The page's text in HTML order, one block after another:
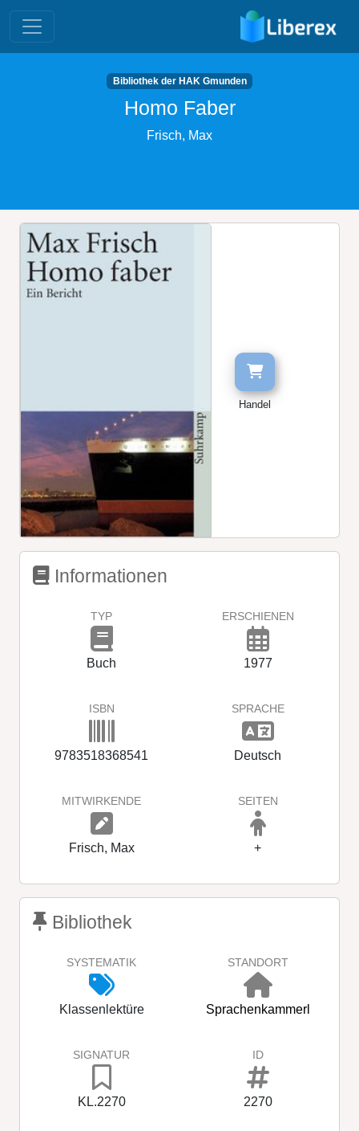
Bibliothek der HAK Gmunden
Homo Faber
Frisch, Max
Handel
Informationen
TYP
Buch
ERSCHIENEN
1977
ISBN
9783518368541
SPRACHE
Deutsch
MITWIRKENDE
Frisch, Max
SEITEN
+
Bibliothek
SYSTEMATIK
Klassenlektüre
STANDORT
Sprachenkammerl
SIGNATUR
KL.2270
ID
2270